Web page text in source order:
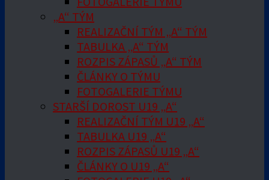
„A“ TÝM
REALIZAČNÍ TÝM „A“ TÝM
TABULKA „A“ TÝM
ROZPIS ZÁPASŮ „A“ TÝM
ČLÁNKY O TÝMU
FOTOGALERIE TÝMU
STARŠÍ DOROST U19 „A“
REALIZAČNÍ TÝM U19 „A“
TABULKA U19 „A“
ROZPIS ZÁPASŮ U19 „A“
ČLÁNKY O U19 „A“